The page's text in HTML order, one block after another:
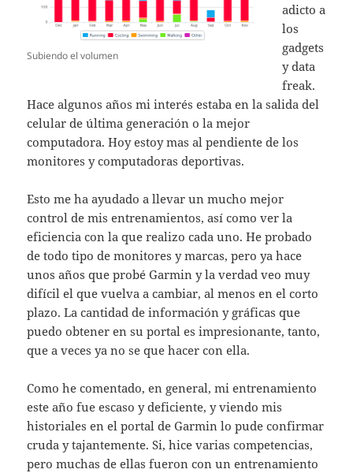
Subiendo el volumen
adicto a
los
gadgets
y data
freak.
Hace algunos años mi interés estaba en la salida del
celular de última generación o la mejor
computadora. Hoy estoy mas al pendiente de los
monitores y computadoras deportivas.
Esto me ha ayudado a llevar un mucho mejor
control de mis entrenamientos, así como ver la
eficiencia con la que realizo cada uno. He probado
de todo tipo de monitores y marcas, pero ya hace
unos años que probé Garmin y la verdad veo muy
difícil el que vuelva a cambiar, al menos en el corto
plazo. La cantidad de información y gráficas que
puedo obtener en su portal es impresionante, tanto,
que a veces ya no se que hacer con ella.
Como he comentado, en general, mi entrenamiento
este año fue escaso y deficiente, y viendo mis
historiales en el portal de Garmin lo pude confirmar
cruda y tajantemente. Si, hice varias competencias,
pero muchas de ellas fueron con un entrenamiento